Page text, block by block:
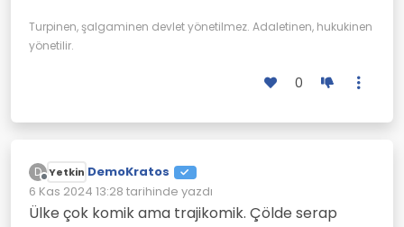
Turpinen, şalgaminen devlet yönetilmez. Adaletinen, hukukinen
yönetilir.
0
D
Çevrimdışı
Yetkin DemoKratos
6 Kas 2024 13:28 tarihinde yazdı
Son düzenleyen:
Ülke çok komik ama trajikomik. Çölde serap